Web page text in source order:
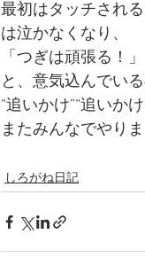
最初はタッチされ
は泣かなくなり、
「つぎは頑張る！」
と、意気込んでい
“追いかけ”“追いか
またみんなでやりま
しろがね日記